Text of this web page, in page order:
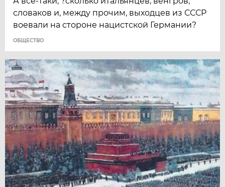
словаков и, между прочим, выходцев из СССР
воевали на стороне нацистской Германии?
ОБЩЕСТВО